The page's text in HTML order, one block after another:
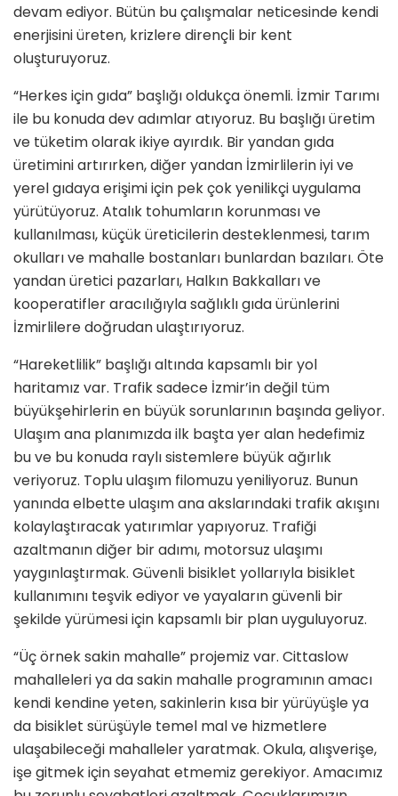
devam ediyor. Bütün bu çalışmalar neticesinde kendi
enerjisini üreten, krizlere dirençli bir kent
oluşturuyoruz.
“Herkes için gıda” başlığı oldukça önemli. İzmir Tarımı
ile bu konuda dev adımlar atıyoruz. Bu başlığı üretim
ve tüketim olarak ikiye ayırdık. Bir yandan gıda
üretimini artırırken, diğer yandan İzmirlilerin iyi ve
yerel gıdaya erişimi için pek çok yenilikçi uygulama
yürütüyoruz. Atalık tohumların korunması ve
kullanılması, küçük üreticilerin desteklenmesi, tarım
okulları ve mahalle bostanları bunlardan bazıları. Öte
yandan üretici pazarları, Halkın Bakkalları ve
kooperatifler aracılığıyla sağlıklı gıda ürünlerini
İzmirlilere doğrudan ulaştırıyoruz.
“Hareketlilik” başlığı altında kapsamlı bir yol
haritamız var. Trafik sadece İzmir’in değil tüm
büyükşehirlerin en büyük sorunlarının başında geliyor.
Ulaşım ana planımızda ilk başta yer alan hedefimiz
bu ve bu konuda raylı sistemlere büyük ağırlık
veriyoruz. Toplu ulaşım filomuzu yeniliyoruz. Bunun
yanında elbette ulaşım ana akslarındaki trafik akışını
kolaylaştıracak yatırımlar yapıyoruz. Trafiği
azaltmanın diğer bir adımı, motorsuz ulaşımı
yaygınlaştırmak. Güvenli bisiklet yollarıyla bisiklet
kullanımını teşvik ediyor ve yayaların güvenli bir
şekilde yürümesi için kapsamlı bir plan uyguluyoruz.
“Üç örnek sakin mahalle” projemiz var. Cittaslow
mahalleleri ya da sakin mahalle programının amacı
kendi kendine yeten, sakinlerin kısa bir yürüyüşle ya
da bisiklet sürüşüyle temel mal ve hizmetlere
ulaşabileceği mahalleler yaratmak. Okula, alışverişe,
işe gitmek için seyahat etmemiz gerekiyor. Amacımız